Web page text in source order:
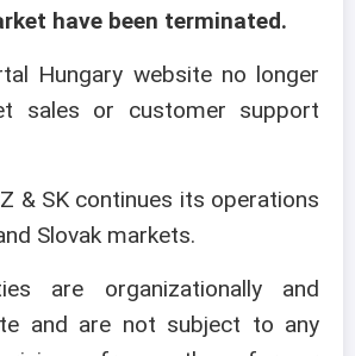
have been terminated.
Hungary website no longer
sales or customer support
& SK continues its operations
Slovak markets.
are organizationally and
and are not subject to any